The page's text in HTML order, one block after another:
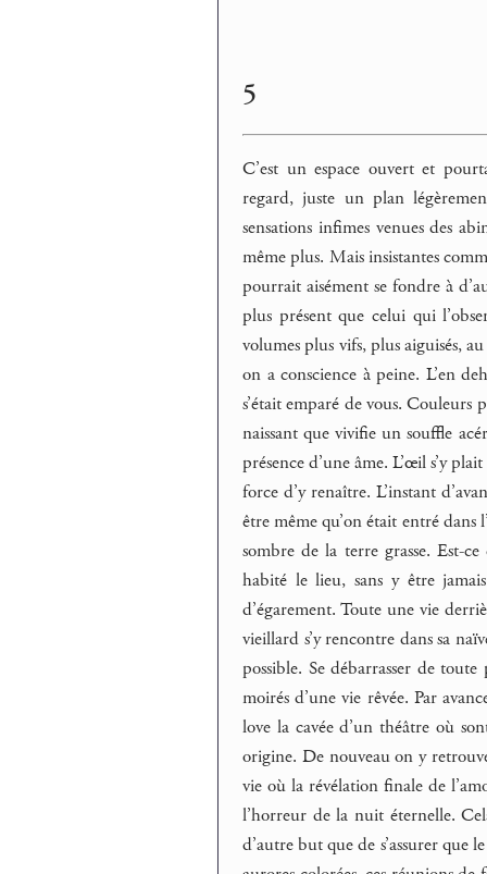
5
C’est un espace ouvert et
regard, juste un plan
sensations infimes venues des
même plus. Mais insistantes
pourrait aisément se fondre à
plus présent que celui qui
volumes plus vifs, plus aiguisés,
on a conscience à peine. L’en
s’était emparé de vous. Couleurs
naissant que vivifie un souffle
présence d’une âme. L’œil s’y
force d’y renaître. L’instant
être même qu’on était entré
sombre de la terre grasse. Est-
habité le lieu, sans y être
d’égarement. Toute une vie
vieillard s’y rencontre dans sa
possible. Se débarrasser de
moirés d’une vie rêvée. Par
love la cavée d’un théâtre où
origine. De nouveau on y
vie où la révélation finale de
l’horreur de la nuit éternelle.
d’autre but que de s’assurer que